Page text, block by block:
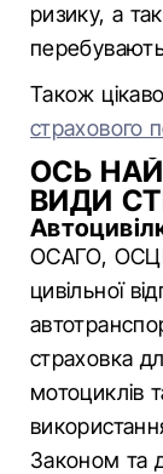
ризику, а
Також
страхового
ОСЬ
ВИДИ
ОСАГО,
цивільної
страховка
мотоциклів
Законом та